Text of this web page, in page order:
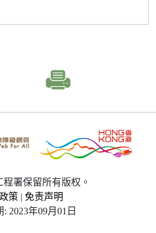
程署保留所有版权。
策 | 免责声明
2023年09月01日